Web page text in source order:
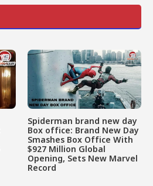
Spiderman brand new day
Box office: Brand New Day
Smashes Box Office With
$927 Million Global
Opening, Sets New Marvel
Record